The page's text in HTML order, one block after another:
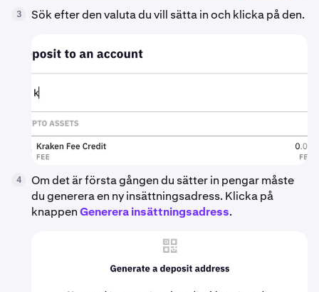
3 Sök efter den valuta du vill sätta in och klicka på den.
4
Om det är första gången du sätter in pengar måste
du generera en ny insättningsadress. Klicka på
knappenGenerera insättningsadress.